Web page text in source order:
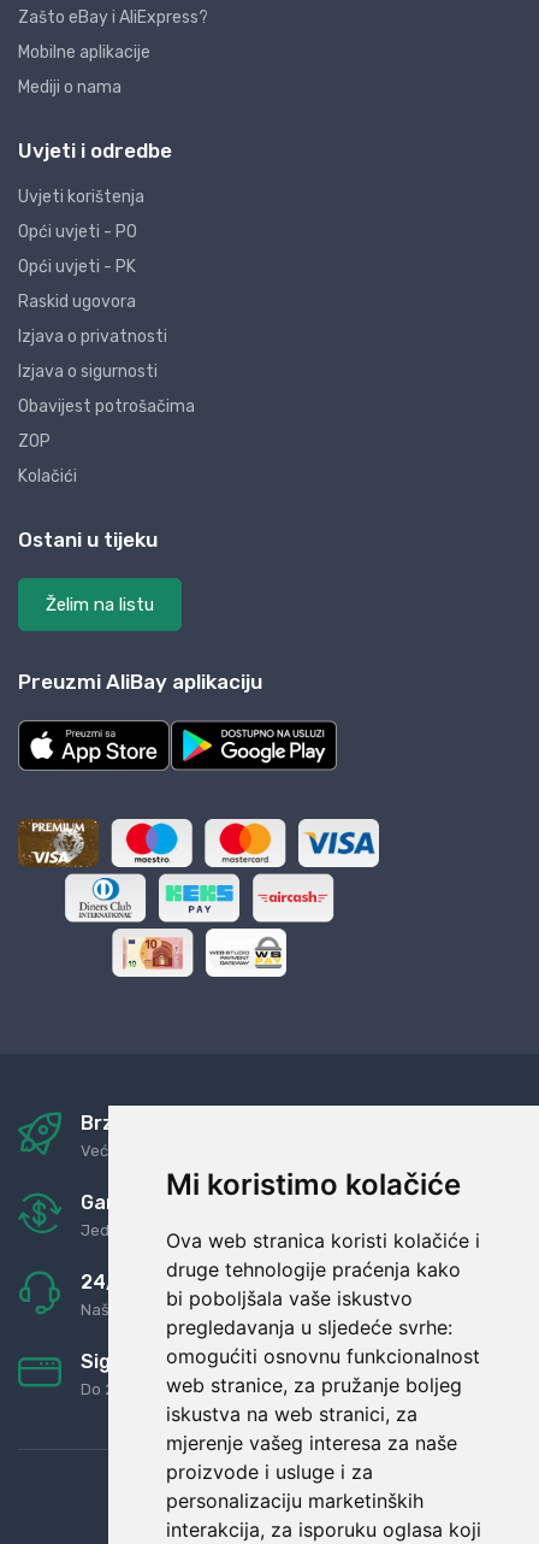
Mi koristimo kolačiće
Ova web stranica koristi kolačiće i
druge tehnologije praćenja kako
bi poboljšala vaše iskustvo
pregledavanja u sljedeće svrhe:
omogućiti osnovnu funkcionalnost
web stranice, za pružanje boljeg
iskustva na web stranici, za
mjerenje vašeg interesa za naše
proizvode i usluge i za
personalizaciju marketinških
interakcija, za isporuku oglasa koji
Zašto eBay i AliExpress?
Mobilne aplikacije
Mediji o nama
Uvjeti i odredbe
Uvjeti korištenja
Opći uvjeti - PO
Opći uvjeti - PK
Raskid ugovora
Izjava o privatnosti
Izjava o sigurnosti
Obavijest potrošačima
ZOP
Kolačići
Ostani u tijeku
Želim na listu
Preuzmi AliBay aplikaciju
Brza i sigurna dostava
Već za nekoliko dana kod vas
Garancija u povrat novaca
Jednostavno pravilo: Roba za novac
24/7 odlična podrška
Naši agenti uvijek na raspolaganju
Sigurno obročno plaćanje
Do 24 rata bez kamata